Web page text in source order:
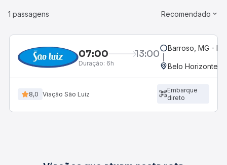
1 passagens Recomendado
07:00 13:00
Duração: 6h
Barroso, MG -
Belo Horizonte,
8,0 Viação São Luiz
Embarque
direto